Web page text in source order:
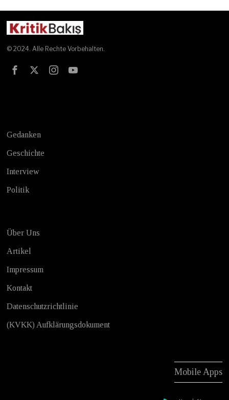
© 2024. Alle Rechte Vorbehalten.
Gedanken
Geschichte
Interview
Politik
Über Uns
Artikel
Impressum
Kontakt
Datenschutzrichtlinie
(KVKK) Aufklärungsdokument
Mobile Apps